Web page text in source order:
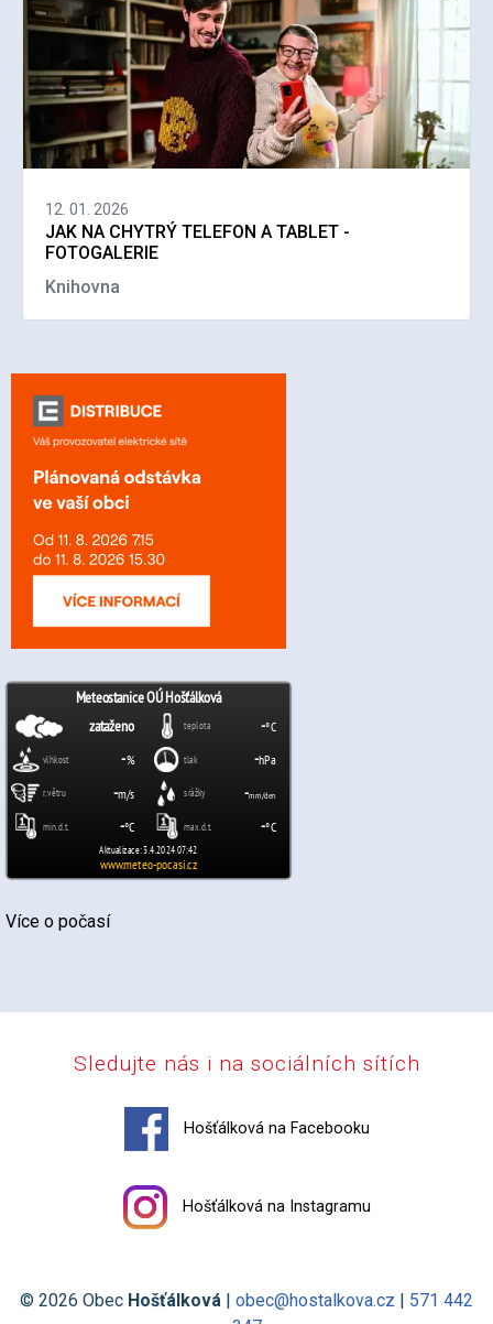
Více o počasí
12. 01. 2026
JAK NA CHYTRÝ TELEFON A TABLET -
FOTOGALERIE
Knihovna
Sledujte nás i na sociálních sítích
Hošťálková na Facebooku
Hošťálková na Instagramu
© 2026 Obec Hošťálková | obec@hostalkova.cz | 571 442